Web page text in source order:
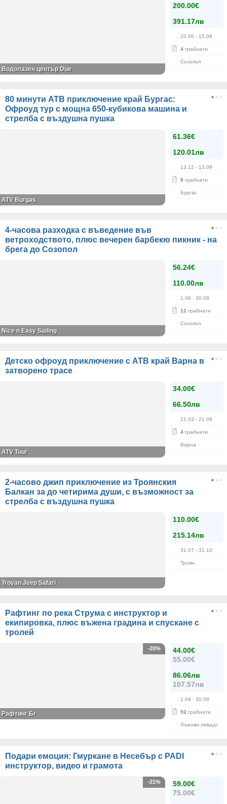
200.00€
391.17лв
20.06 - 15.09
4 грабнати
Созопол
Водолазен център Due
80 минути АТВ приключение край Бургас:
Офроуд тур с мощна 650-кубикова машина и
стрелба с въздушна пушка
61.36€
120.01лв
13.12 - 13.09
8 грабнати
Бургас
ATV Burgas
4-часова разходка с въведение във
ветроходството, плюс вечерен барбекю пикник - на
брега до Созопол
56.24€
110.00лв
1.06 - 30.08
12 грабнати
Созопол
Nice n Easy Sailing
Детско офроуд приключение с АТВ край Варна в
затворено трасе
34.00€
66.50лв
21.03 - 21.09
4 грабнати
Варна
ATV Tour
2-часово джип приключение из Троянския
Балкан за до четирима души, с възможност за
стрелба с въздушна пушка
110.00€
215.14лв
31.07 - 31.10
Троян
Troyan Jeep Safari
Рафтинг по река Струма с инструктор и
екипировка, плюс въжена градина и спускане с
тролей
44.00€
55.00€
86.06лв
107.57лв
1.04 - 30.09
92 грабнати
Лъжови ливади
-20%
Рафтинг Бг
Подари емоция: Гмуркане в Несебър с PADI
инструктор, видео и грамота
59.00€
75.00€
-21%